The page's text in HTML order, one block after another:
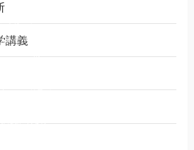
講義
女性
んへ
んへ
性起
が“やる
チ”を取
り戻す方
に結果が